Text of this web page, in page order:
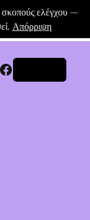
σκοπούς ελέγχου —
Απόρριψη